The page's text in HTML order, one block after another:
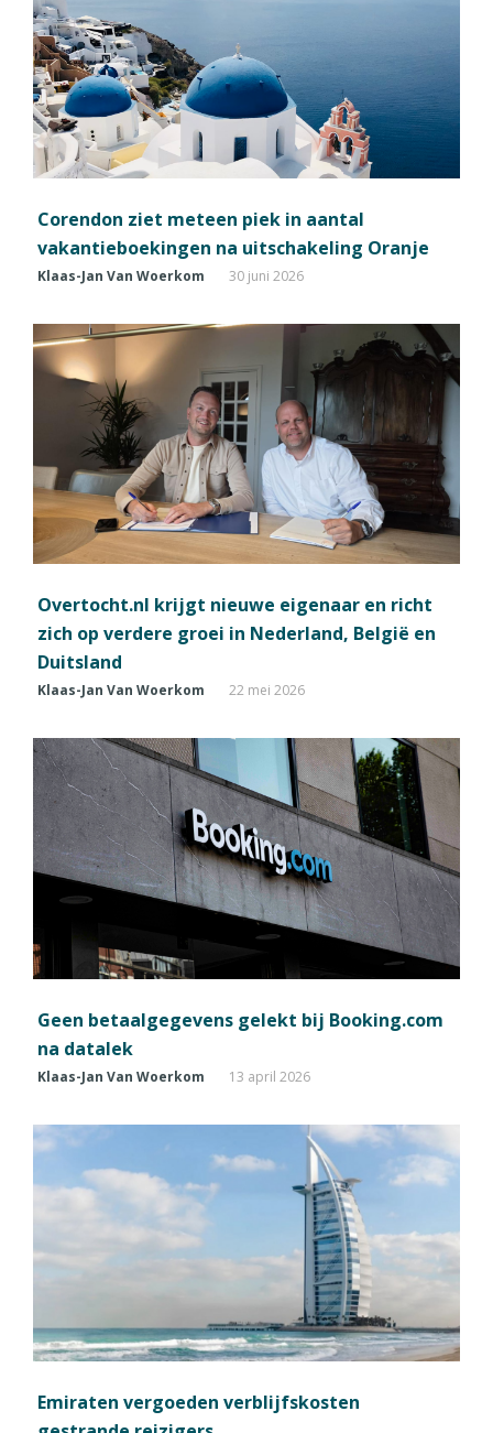
Corendon ziet meteen piek in aantal
vakantieboekingen na uitschakeling Oranje
Klaas-Jan Van Woerkom 30 juni 2026
Overtocht.nl krijgt nieuwe eigenaar en richt
zich op verdere groei in Nederland, België en
Duitsland
Klaas-Jan Van Woerkom 22 mei 2026
Geen betaalgegevens gelekt bij Booking.com
na datalek
Klaas-Jan Van Woerkom 13 april 2026
Emiraten vergoeden verblijfskosten